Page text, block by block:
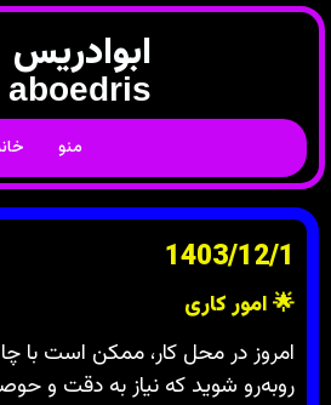
ابوادریس
aboedris
منو
1403/12/1
🌟امور کاری
امروز در محل کار، ممکن است
روبه‌رو شوید که نیاز به دقت و